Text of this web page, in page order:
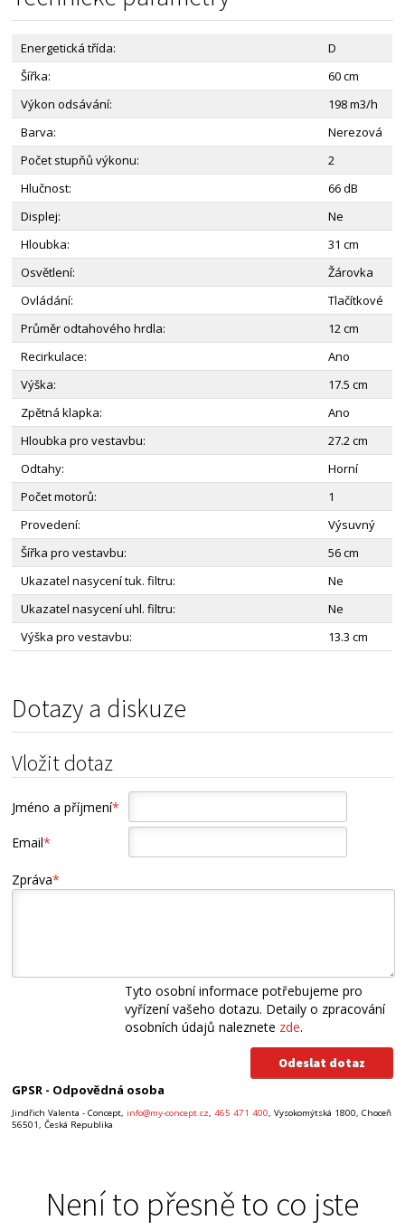
Energetická třída:
D
Šířka:
60 cm
Výkon odsávání:
198 m3/h
Barva:
Nerezová
Počet stupňů výkonu:
2
Hlučnost:
66 dB
Displej:
Ne
Hloubka:
31 cm
Osvětlení:
Žárovka
Ovládání:
Tlačítkové
Průměr odtahového hrdla:
12 cm
Recirkulace:
Ano
Výška:
17.5 cm
Zpětná klapka:
Ano
Hloubka pro vestavbu:
27.2 cm
Odtahy:
Horní
Počet motorů:
1
Provedení:
Výsuvný
Šířka pro vestavbu:
56 cm
Ukazatel nasycení tuk. filtru:
Ne
Ukazatel nasycení uhl. filtru:
Ne
Výška pro vestavbu:
13.3 cm
Dotazy a diskuze
Vložit dotaz
Jméno a příjmení*
Email*
Zpráva*
Tyto osobní informace potřebujeme pro
vyřízení vašeho dotazu. Detaily o zpracování
osobních údajů naleznete zde.
GPSR - Odpovědná osoba
Jindřich Valenta - Concept, info@my-concept.cz,465 471 400, Vysokomýtská 1800, Choceň
56501, Česká Republika
Není to přesně to co jste